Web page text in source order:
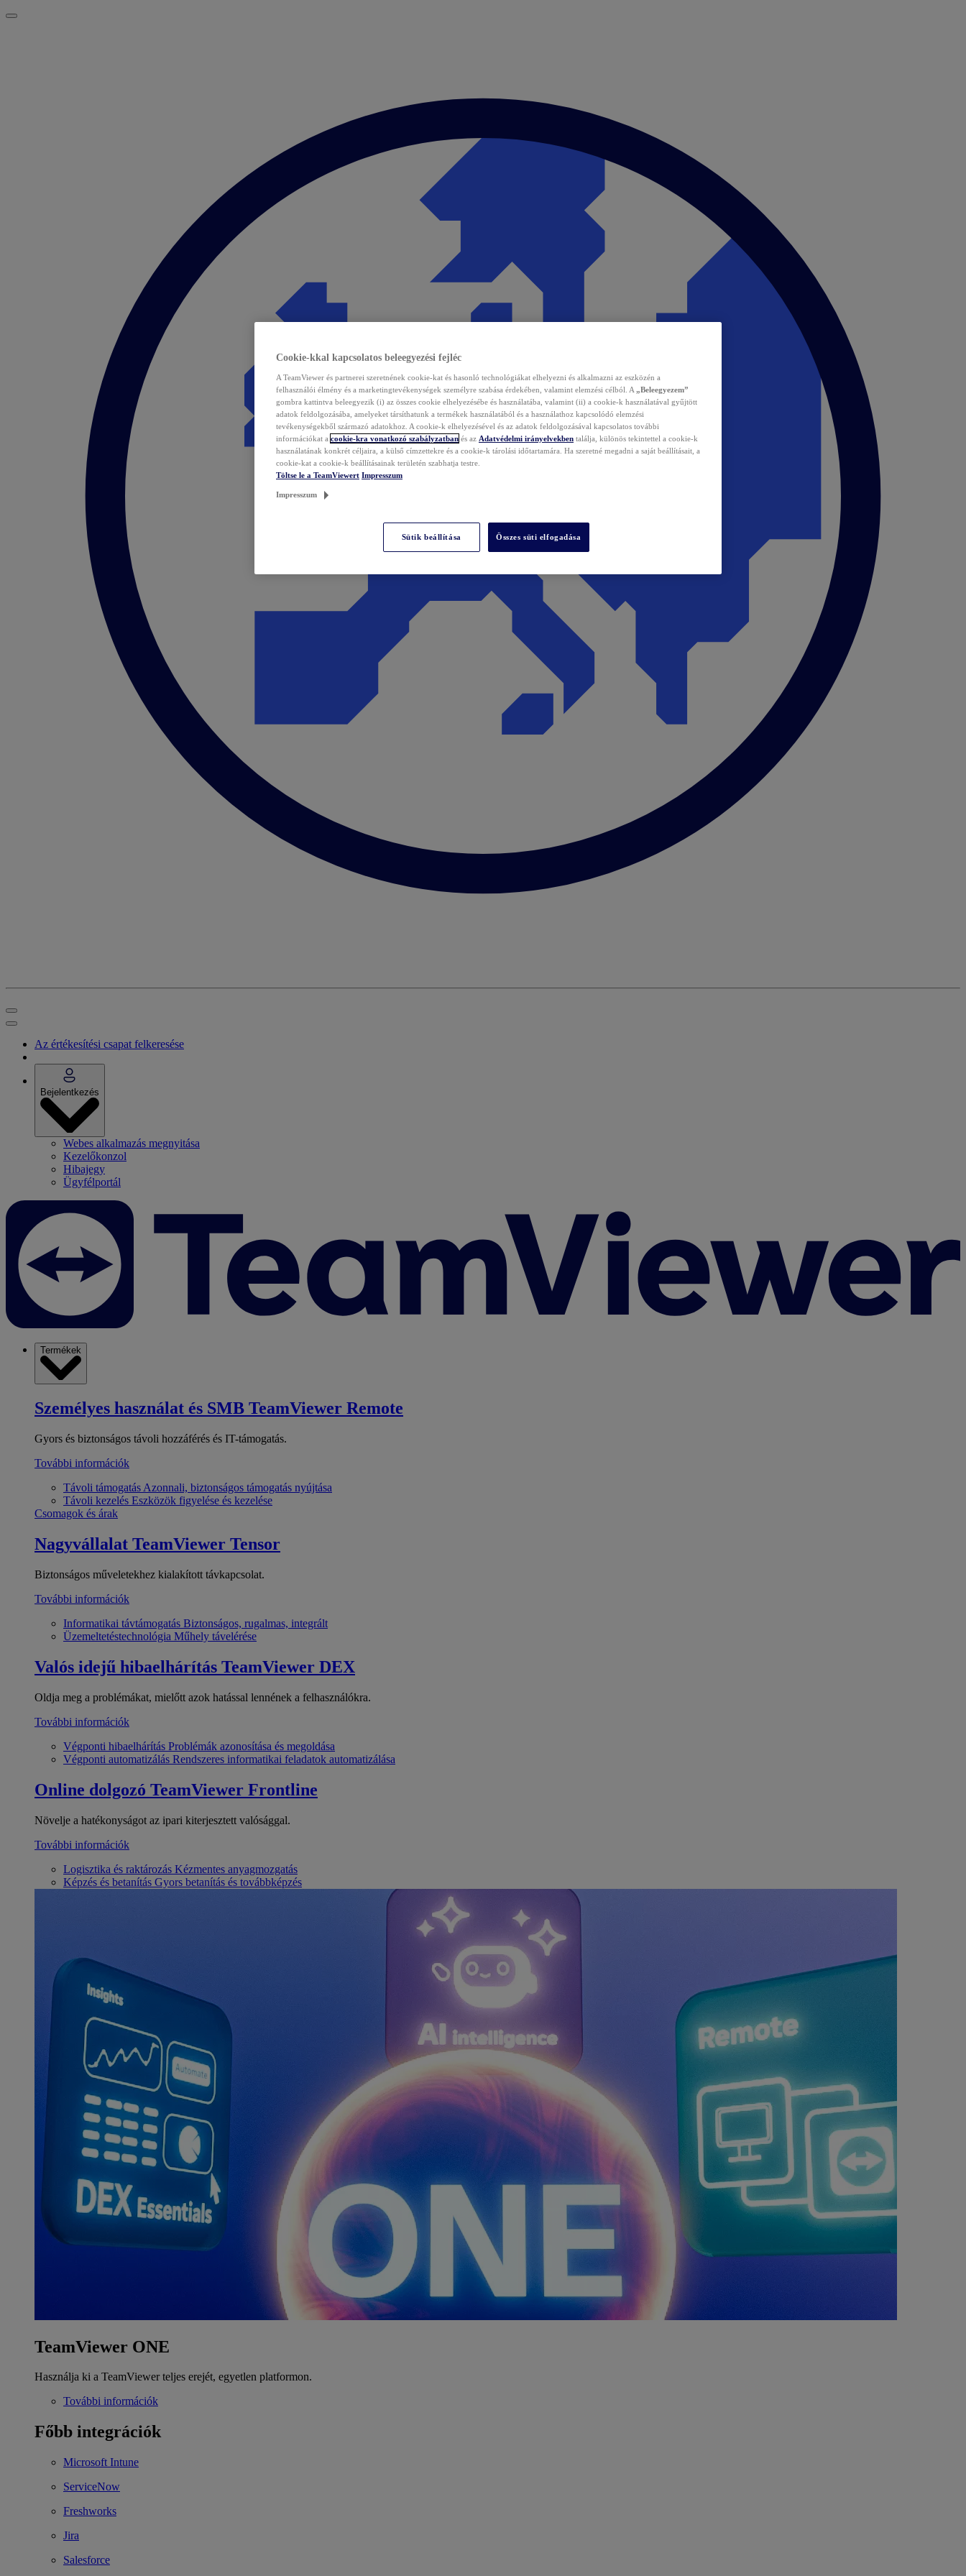
Az értékesítési csapat felkeresése
Bejelentkezés
Webes alkalmazás megnyitása
Kezelőkonzol
Hibajegy
Ügyfélportál
Termékek
Személyes használat és SMB TeamViewer Remote
Gyors és biztonságos távoli hozzáférés és IT-támogatás.
További információk
Távoli támogatás Azonnali, biztonságos támogatás nyújtása
Távoli kezelés Eszközök figyelése és kezelése
Csomagok és árak
Nagyvállalat TeamViewer Tensor
Biztonságos műveletekhez kialakított távkapcsolat.
További információk
Informatikai távtámogatás Biztonságos, rugalmas, integrált
Üzemeltetéstechnológia Műhely távelérése
Valós idejű hibaelhárítás TeamViewer DEX
Oldja meg a problémákat, mielőtt azok hatással lennének a felhasználókra.
További információk
Végponti hibaelhárítás Problémák azonosítása és megoldása
Végponti automatizálás Rendszeres informatikai feladatok automatizálása
Online dolgozó TeamViewer Frontline
Növelje a hatékonyságot az ipari kiterjesztett valósággal.
További információk
Logisztika és raktározás Kézmentes anyagmozgatás
Képzés és betanítás Gyors betanítás és továbbképzés
TeamViewer ONE
Használja ki a TeamViewer teljes erejét, egyetlen platformon.
További információk
Főbb integrációk
Microsoft Intune
ServiceNow
Freshworks
Jira
Salesforce
Cookie-kkal kapcsolatos beleegyezési fejléc
A TeamViewer és partnerei szeretnének cookie-kat és hasonló technológiákat elhelyezni és alkalmazni az eszközén a
felhasználói élmény és a marketingtevékenységek személyre szabása érdekében, valamint elemzési célból. A „Beleegyezem”
gombra kattintva beleegyezik (i) az összes cookie elhelyezésébe és használatába, valamint (ii) a cookie-k használatával gyűjtött
adatok feldolgozásába, amelyeket társíthatunk a termékek használatából és a használathoz kapcsolódó elemzési
tevékenységekből származó adatokhoz. A cookie-k elhelyezésével és az adatok feldolgozásával kapcsolatos további
információkat a cookie-kra vonatkozó szabályzatban és az Adatvédelmi irányelvekben találja, különös tekintettel a cookie-k
használatának konkrét céljaira, a külső címzettekre és a cookie-k tárolási időtartamára. Ha szeretné megadni a saját beállításait, a
cookie-kat a cookie-k beállításainak területén szabhatja testre.
Töltse le a TeamViewert Impresszum
Impresszum
Sütik beállítása Összes süti elfogadása